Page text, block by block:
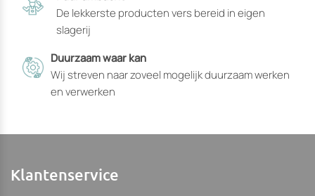
gekozen
kunnen
De lekkerste producten vers bereid in eigen
slagerij
Duurzaam waar kan
Wij streven naar zoveel mogelijk duurzaam werken
en verwerken
Klantenservice